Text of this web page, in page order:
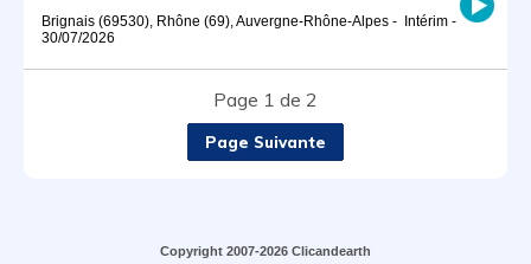
Brignais (69530), Rhône (69), Auvergne-Rhône-Alpes - Intérim -
30/07/2026
Page 1 de 2
Page Suivante
Copyright 2007-2026 Clicandearth